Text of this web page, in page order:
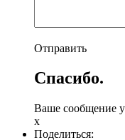
Отправить
Спасибо.
Ваше сообщение
x
Поделиться: